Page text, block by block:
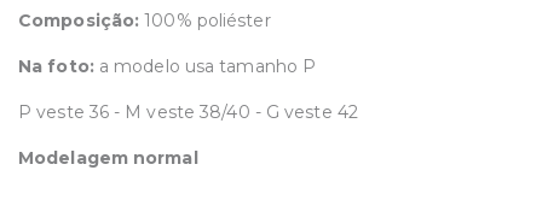
Composição: 100% poliéster
Na foto: a modelo usa tamanho P
P veste 36 - M veste 38/40 - G veste 42
Modelagem normal